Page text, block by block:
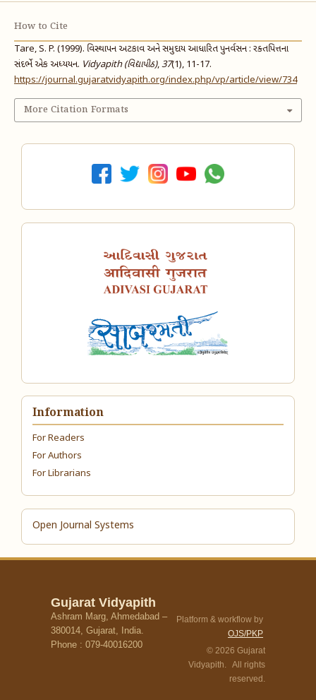
How to Cite
Tare, S. P. (1999). વિસ્થાપન અટકાવ અને સમુદાય આધારિત પુનર્વસન : રક્તપિત્તના
સંદર્ભે એક અધ્યયન. Vidyapith (વિદ્યાપીઠ),37(1), 11-17.
https://journal.gujaratvidyapith.org/index.php/vp/article/view/734
More Citation Formats
Information
For Readers
For Authors
For Librarians
Open Journal Systems
Gujarat Vidyapith
Ashram Marg, Ahmedabad –
380014, Gujarat, India.
Phone : 079-40016200
Platform & workflow by
OJS/PKP
© 2026 Gujarat
Vidyapith. All rights
reserved.